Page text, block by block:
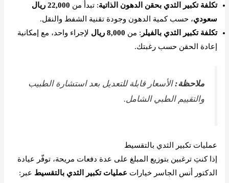
تكلفة تكبير الثدي بحقن الدهون الذاتية: تبدأ من
22,000 ريال
سعودي، حسب كمية الدهون وجودة تقنية الشفط والنقل.
تكلفة تكبير الثدي بالفيلر : من 8,000 ريال
لإجراء واحد، مع إمكانية
إعادة الحقن حسب رغبتك.
ملاحظة:الأسعار قابلة للتعديل بعد استشارة الطبيب
والتقييم الطبي الشامل.
عمليات تكبير الثدي بالتقسيط
إذا كنتِ ترغبين بتوزيع المبلغ على عدة دفعات مريحة، توفّر عيادة
الدكتور أنس الجاسر خيارات عمليات تكبير الثدي بالتقسيط عبر: